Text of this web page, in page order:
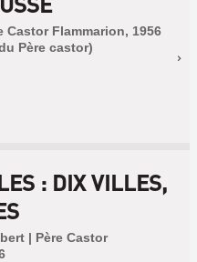
Castor Flammarion, 1956
Père castor)
: DIX VILLES,
| Père Castor